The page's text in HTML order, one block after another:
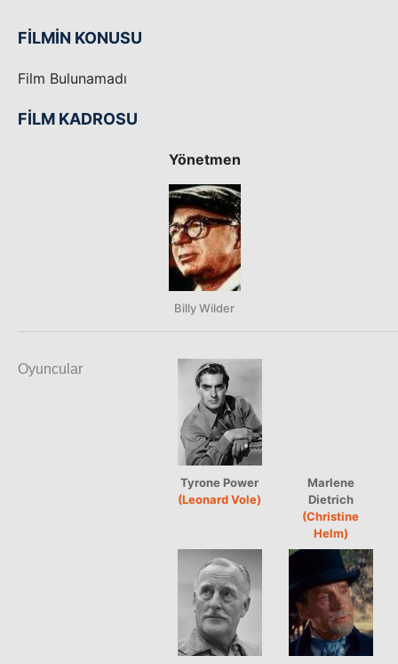
FİLMİN KONUSU
Film Bulunamadı
FİLM KADROSU
Yönetmen
Billy Wilder
Oyuncular
Tyrone Power
(Leonard Vole)
Marlene
Dietrich
(Christine
Helm)